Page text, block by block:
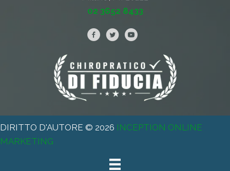
02 3652 8433
DIRITTO D'AUTORE © 2026 INCEPTION ONLINE
MARKETING